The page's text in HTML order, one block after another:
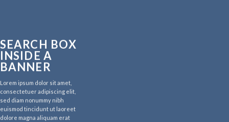
SEARCH BOX
INSIDE A
BANNER
Lorem ipsum dolor sit amet,
consectetuer adipiscing elit,
sed diam nonummy nibh
euismod tincidunt ut laoreet
dolore magna aliquam erat